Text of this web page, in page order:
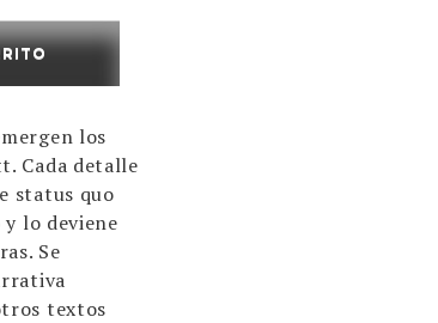
los
Cada detalle
status quo
lo deviene
Se
textos